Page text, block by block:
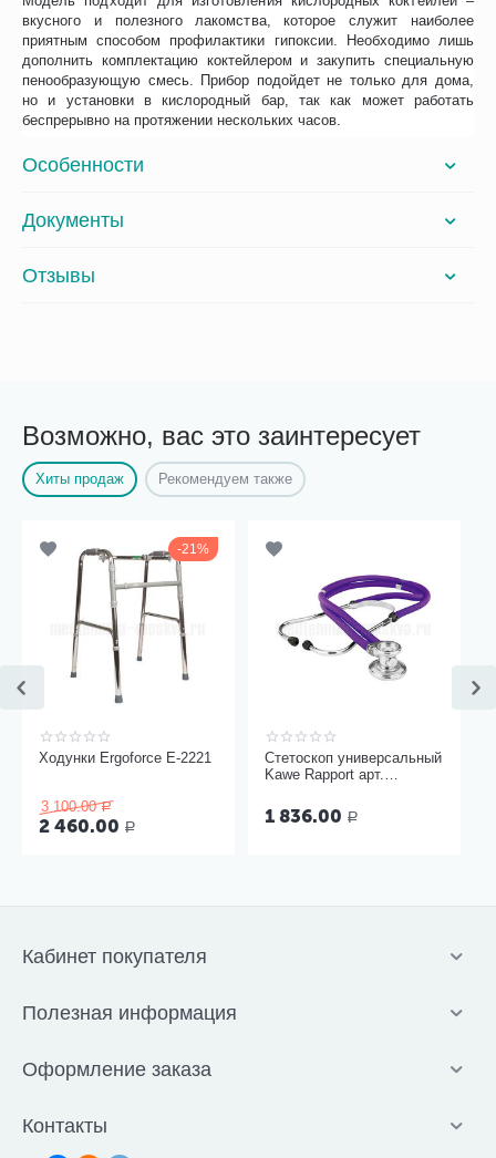
вкусного и полезного лакомства, которое служит наиболее
приятным способом профилактики гипоксии. Необходимо лишь
дополнить комплектацию коктейлером и закупить специальную
пенообразующую смесь. Прибор подойдет не только для дома,
но и установки в кислородный бар, так как может работать
беспрерывно на протяжении нескольких часов.
Особенности
Документы
Отзывы
Возможно, вас это заинтересует
Хиты продаж Рекомендуем также
21%
Ходунки Ergoforce Е-2221
3 100.00 Р
2 460.00 Р
Стетоскоп универсальный
Kawe Rapport арт.
1 836.00 Р
Кабинет покупателя
Полезная информация
Оформление заказа
Контакты